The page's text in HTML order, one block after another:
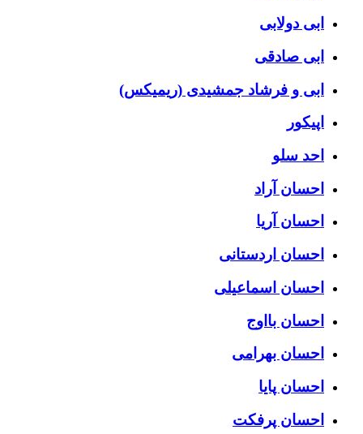
ابی دولابی
ابی صادقی
ابی و فرشاد جمشیدی (ریمیکس)
اپیکور
احد سلو
احسان آراد
احسان آریا
احسان اردستانی
احسان اسماعیلی
احسان بااوج
احسان بهرامی
احسان پایا
احسان پرفکت